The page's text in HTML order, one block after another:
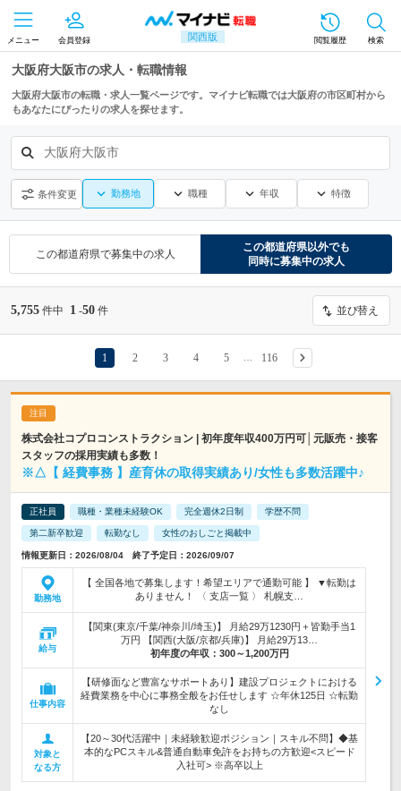
関西版
メニュー 会員登録 閲覧履歴 検索
大阪府大阪市の求人・転職情報
大阪府大阪市の転職・求人一覧ページです。マイナビ転職では大阪府の市区町村から
もあなたにぴったりの求人を探せます。
大阪府大阪市
条件変更 勤務地 職種 年収 特徴
この都道府県で募集中の求人
この都道府県以外でも
同時に募集中の求人
5,755 件中 1 -50 件 並び替え
1 2 3 4 5 116
株式会社コプロコンストラクション | 初年度年収400万円可│元販売・接客
スタッフの採用実績も多数！
※△【 経費事務 】産育休の取得実績あり/女性も多数活躍中♪
正社員 職種・業種未経験OK 完全週休2日制 学歴不問
第二新卒歓迎 転勤なし 女性のおしごと掲載中
情報更新日：2026/08/04 終了予定日：2026/09/07
勤務地
【 全国各地で募集します！希望エリアで通勤可能 】 ▼転勤は
ありません！ 〈 支店一覧 〉 札幌支…
給与
【関東(東京/千葉/神奈川/埼玉)】 月給29万1230円＋皆勤手当1
万円 【関西(大阪/京都/兵庫)】 月給29万13…
初年度の年収： 300～1,200万円
仕事内容
【研修面など豊富なサポートあり】建設プロジェクトにおける
経費業務を中心に事務全般をお任せします ☆年休125日 ☆転勤
なし
対象と
なる方
【20～30代活躍中｜未経験歓迎ポジション｜スキル不問】◆基
本的なPCスキル&普通自動車免許をお持ちの方歓迎<スピード
入社可> ※高卒以上